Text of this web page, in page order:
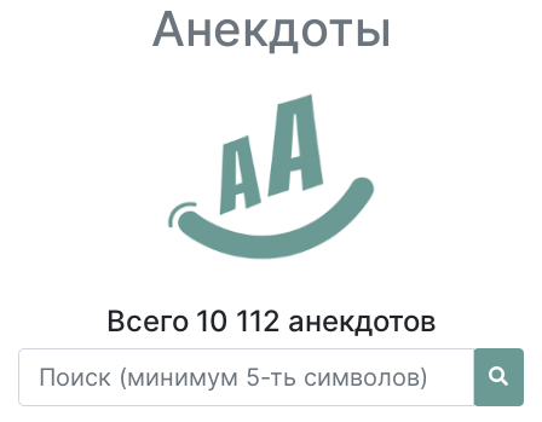
Анекдоты
Всего 10 112 анекдотов